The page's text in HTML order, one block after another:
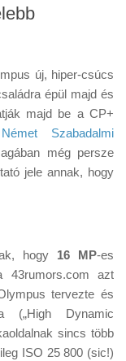
új, hiper-csúcs
épül majd és
majd be a CP+
Német Szabadalmi
még persze
jele annak, hogy
hogy 16 MP-es
43rumors.com azt
tervezte és
(„High Dynamic
sincs több
ISO 25 800 (sic!)